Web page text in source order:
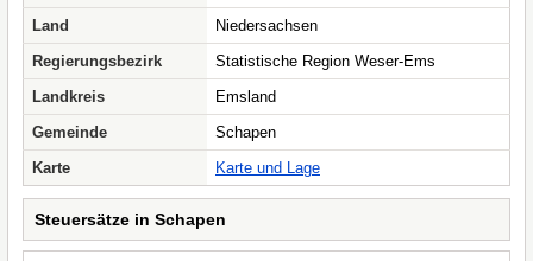
Land
Niedersachsen
Regierungsbezirk
Statistische Region Weser-Ems
Landkreis
Emsland
Gemeinde
Schapen
Karte
Karte und Lage
Steuersätze in Schapen